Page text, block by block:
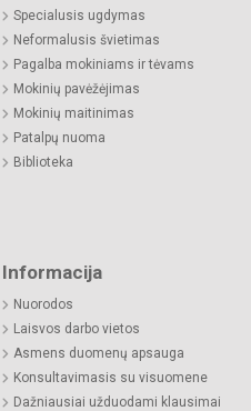
Specialusis ugdymas
Neformalusis švietimas
Pagalba mokiniams ir tėvams
Mokinių pavėžėjimas
Mokinių maitinimas
Patalpų nuoma
Biblioteka
Informacija
Nuorodos
Laisvos darbo vietos
Asmens duomenų apsauga
Konsultavimasis su visuomene
Dažniausiai užduodami klausimai